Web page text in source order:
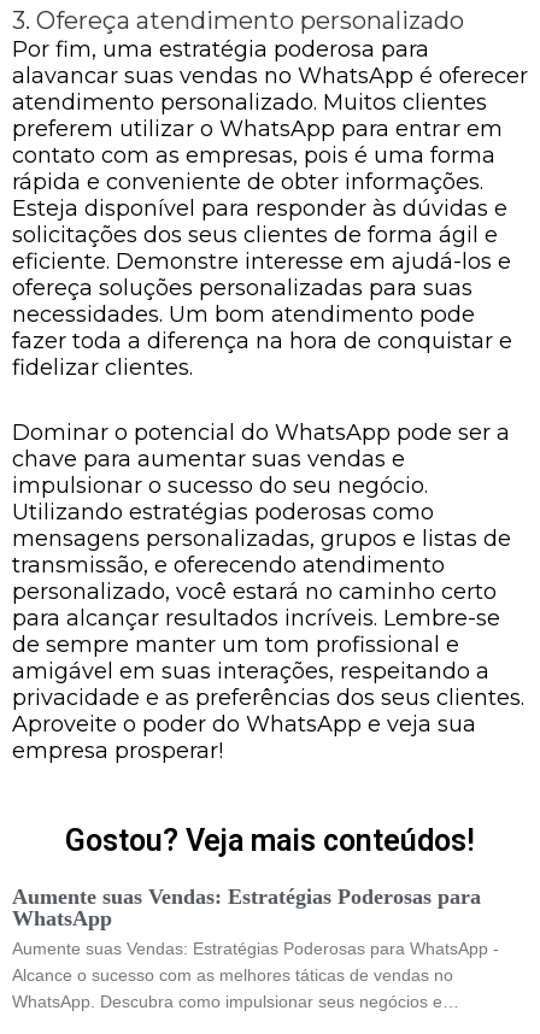
3. Ofereça atendimento personalizado
Por fim, uma estratégia poderosa para
alavancar suas vendas no WhatsApp é oferecer
atendimento personalizado. Muitos clientes
preferem utilizar o WhatsApp para entrar em
contato com as empresas, pois é uma forma
rápida e conveniente de obter informações.
Esteja disponível para responder às dúvidas e
solicitações dos seus clientes de forma ágil e
eficiente. Demonstre interesse em ajudá-los e
ofereça soluções personalizadas para suas
necessidades. Um bom atendimento pode
fazer toda a diferença na hora de conquistar e
fidelizar clientes.
Dominar o potencial do WhatsApp pode ser a
chave para aumentar suas vendas e
impulsionar o sucesso do seu negócio.
Utilizando estratégias poderosas como
mensagens personalizadas, grupos e listas de
transmissão, e oferecendo atendimento
personalizado, você estará no caminho certo
para alcançar resultados incríveis. Lembre-se
de sempre manter um tom profissional e
amigável em suas interações, respeitando a
privacidade e as preferências dos seus clientes.
Aproveite o poder do WhatsApp e veja sua
empresa prosperar!
Gostou? Veja mais conteúdos!
Aumente suas Vendas: Estratégias Poderosas para
WhatsApp
Aumente suas Vendas: Estratégias Poderosas para WhatsApp -
Alcance o sucesso com as melhores táticas de vendas no
WhatsApp. Descubra como impulsionar seus negócios e…